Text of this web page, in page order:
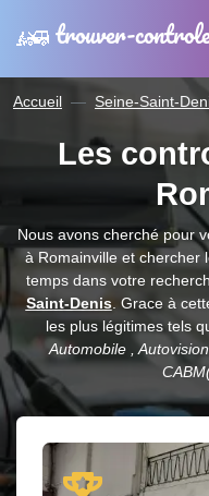
trouver-
Accueil Seine-Saint-
Les
Nous avons cherché pour
à Romainville et chercher
temps dans votre
Saint-Denis. Grace à
les plus légitimes tels
Automobile ,